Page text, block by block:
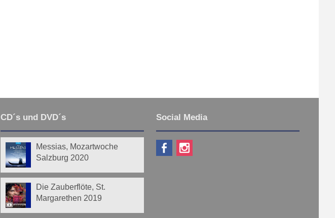
CD´s und DVD´s
Messias, Mozartwoche
Salzburg 2020
Die Zauberflöte, St.
Margarethen 2019
Social Media